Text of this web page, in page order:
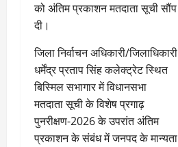
को अंतिम प्रकाशन मतदाता सूची सौंप
दी।
जिला निर्वाचन अधिकारी/जिलाधिकारी
धर्मेंद्र प्रताप सिंह कलेक्ट्रेट स्थित
बिस्मिल सभागार में विधानसभा
मतदाता सूची के विशेष प्रगाढ़
पुनरीक्षण-2026 के उपरांत अंतिम
प्रकाशन के संबंध में जनपद के मान्यता